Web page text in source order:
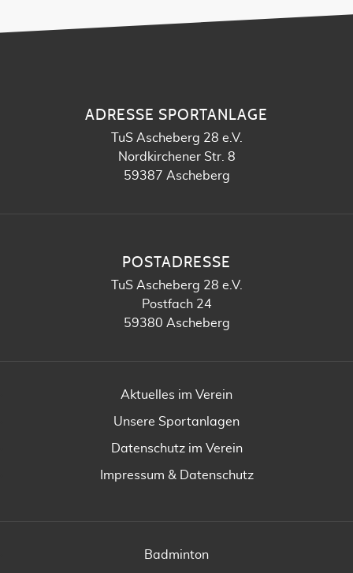
ADRESSE SPORTANLAGE
TuS Ascheberg 28 e.V.
Nordkirchener Str. 8
59387 Ascheberg
POSTADRESSE
TuS Ascheberg 28 e.V.
Postfach 24
59380 Ascheberg
Aktuelles im Verein
Unsere Sportanlagen
Datenschutz im Verein
Impressum & Datenschutz
Badminton